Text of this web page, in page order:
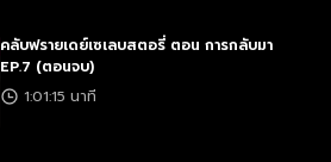
คลับฟรายเดย์เซเลบสตอรี่ ตอน การกลับมา
EP.7 (ตอนจบ)
1:01:15 นาที